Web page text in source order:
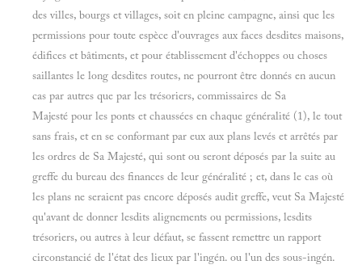
des villes, bourgs et villages, soit en pleine campagne, ainsi que les
permissions pour toute espèce d'ouvrages aux faces desdites maisons,
édifices et bâtiments, et pour établissement d'échoppes ou choses
saillantes le long desdites routes, ne pourront être donnés en aucun
cas par autres que par les trésoriers, commissaires de Sa
Majesté pour les ponts et chaussées en chaque généralité (1), le tout
sans frais, et en se conformant par eux aux plans levés et arrêtés par
les ordres de Sa Majesté, qui sont ou seront déposés par la suite au
greffe du bureau des finances de leur généralité ; et, dans le cas où
les plans ne seraient pas encore déposés audit greffe, veut Sa Majesté
qu'avant de donner lesdits alignements ou permissions, lesdits
trésoriers, ou autres à leur défaut, se fassent remettre un rapport
circonstancié de l'état des lieux par l'ingén. ou l'un des sous-ingén.